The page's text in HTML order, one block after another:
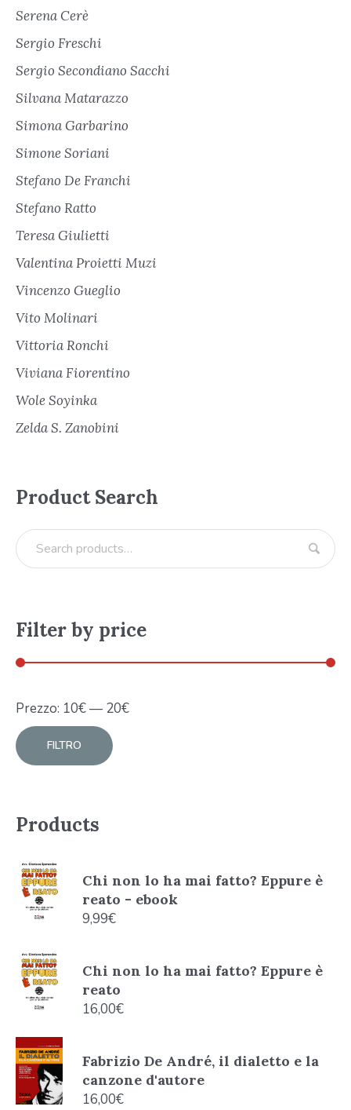
Serena Cerè
Sergio Freschi
Sergio Secondiano Sacchi
Silvana Matarazzo
Simona Garbarino
Simone Soriani
Stefano De Franchi
Stefano Ratto
Teresa Giulietti
Valentina Proietti Muzi
Vincenzo Gueglio
Vito Molinari
Vittoria Ronchi
Viviana Fiorentino
Wole Soyinka
Zelda S. Zanobini
Product Search
Filter by price
FILTRO
Prezzo: 10€— 20€
Products
Chi non lo ha mai fatto? Eppure è
reato - ebook
9,99€
Chi non lo ha mai fatto? Eppure è
reato
16,00€
Fabrizio De André, il dialetto e la
canzone d'autore
16,00€